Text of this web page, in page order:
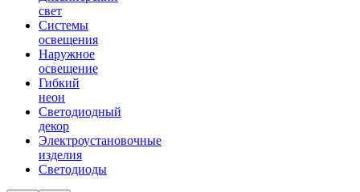
свет
Системы
освещения
Наружное
освещение
Гибкий
неон
Светодиодный
декор
Электроустановочные
изделия
Светодиоды